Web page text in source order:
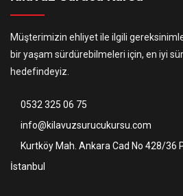
Müşterimizin ehliyet ile ilgili
bir yaşam sürdürebilmeleri için, en iyi
hedefindeyiz.
0532 325 06 75
info@kilavuzsurucukursu.com
Kurtköy Mah. Ankara Cad No 428/36
İstanbul